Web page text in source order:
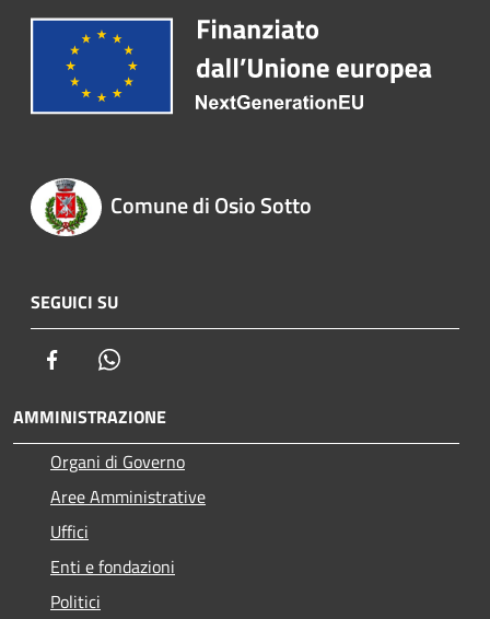
Comune di Osio Sotto
SEGUICI SU
Facebook
AMMINISTRAZIONE
Organi di Governo
Aree Amministrative
Uffici
Enti e fondazioni
Politici